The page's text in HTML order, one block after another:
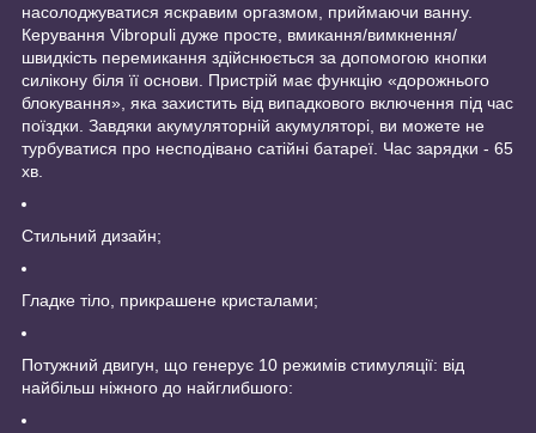
насолоджуватися яскравим оргазмом, приймаючи ванну.
Керування Vibropuli дуже просте, вмикання/вимкнення/
швидкість перемикання здійснюється за допомогою кнопки
силікону біля її основи. Пристрій має функцію «дорожнього
блокування», яка захистить від випадкового включення під час
поїздки. Завдяки акумуляторній акумуляторі, ви можете не
турбуватися про несподівано сатійні батареї. Час зарядки - 65
хв.
Стильний дизайн;
Гладке тіло, прикрашене кристалами;
Потужний двигун, що генерує 10 режимів стимуляції: від
найбільш ніжного до найглибшого: